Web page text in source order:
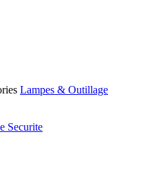
Lampes & Outillage
Securite